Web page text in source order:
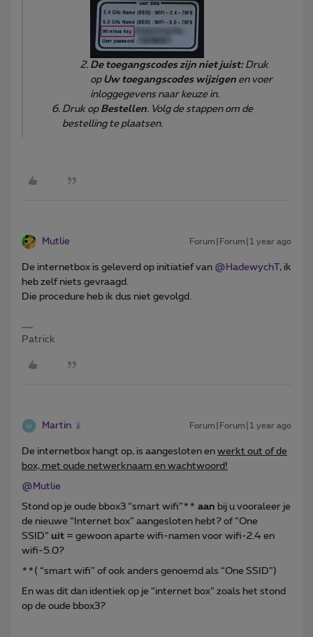
De toegangscodes zijn niet juist:Druk
op Uw toegangscodes wijzigen en voer
inloggegevens naar keuze in.
Druk op Bestellen. Volg de stappen om de
bestelling te plaatsen.
Mutlie Forum|Forum|1 year ago
De internetbox is geleverd op initiatief van ​ @HadewychT, ik
heb zelf niets gevraagd.
Die procedure heb ik dus niet gevolgd.
Patrick
Martin Forum|Forum|1 year ago
De internetbox hangt op, is aangesloten en werkt out of de
box, met oude netwerknaam en wachtwoord!
@Mutlie
Stond op je oude bbox3 “smart wifi”** aan bij u vooraleer je
de nieuwe “Internet box” aangesloten hebt? of “One
SSID” uit = gewoon aparte wifi-namen voor wifi-2.4 en
wifi-5.0?
**( “smart wifi” of ook anders genoemd als “One SSID”)
En was dit dan identiek op je “internet box” zoals het stond
op de oude bbox3?